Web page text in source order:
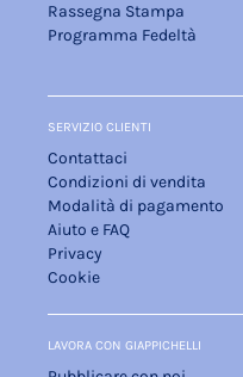
Rassegna Stampa
Programma Fedeltà
SERVIZIO CLIENTI
Contattaci
Condizioni di vendita
Modalità di pagamento
Aiuto e FAQ
Privacy
Cookie
LAVORA CON GIAPPICHELLI